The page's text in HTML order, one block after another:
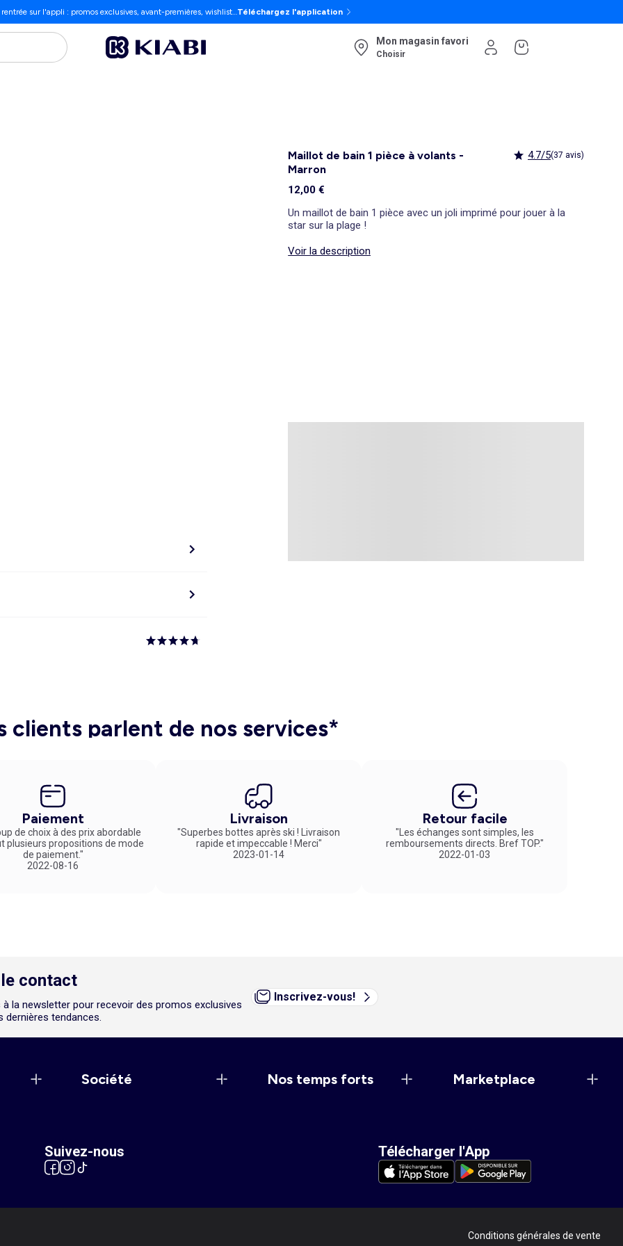
rentrée sur l'appli : promos exclusives, avant-premières, wishlist…Téléchargez l'application
Mon magasin favori
Choisir
Maillot de bain 1 pièce à volants -
Marron
4.7/5(37 avis)
12,00 €
Un maillot de bain 1 pièce avec un joli imprimé pour jouer à la
star sur la plage !
Voir la description
clients parlent de nos services*
Paiement
de choix à des prix abordable
plusieurs propositions de mode
de paiement."
2022-08-16
Livraison
"Superbes bottes après ski ! Livraison
rapide et impeccable ! Merci"
2023-01-14
Retour facile
"Les échanges sont simples, les
remboursements directs. Bref TOP."
2022-01-03
contact
la newsletter pour recevoir des promos exclusives
dernières tendances.
Inscrivez-vous!
Société Nos temps forts Marketplace
Suivez-nous Télécharger l'App
Conditions générales de vente